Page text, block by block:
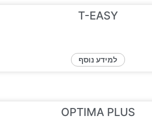
T-EASY
למידע נוסף
OPTIMA PLUS